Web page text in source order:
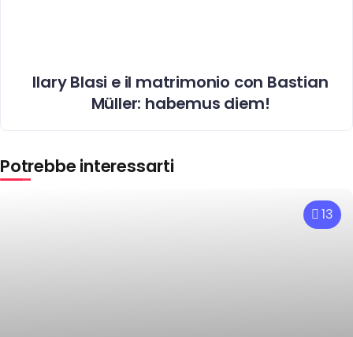
Ilary Blasi e il matrimonio con Bastian
Müller: habemus diem!
Potrebbe interessarti
13